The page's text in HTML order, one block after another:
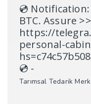
💿 Notification:
BTC. Assure
https://
personal-
💿 -
Tarımsal Tedarik